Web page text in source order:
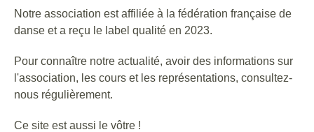
DANSE ET FRISSONS
Notre association est affiliée à la fédération française de
danse et a reçu le label qualité en 2023.
Pour connaître notre actualité, avoir des informations sur
l'association, les cours et les représentations, consultez-
nous régulièrement.
Ce site est aussi le vôtre !